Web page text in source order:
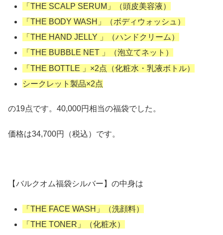
「THE SCALP SERUM」（頭皮美容液）
「THE BODY WASH」（ボディウォッシュ）
「THE HAND JELLY 」（ハンドクリーム）
「THE BUBBLE NET 」（泡立てネット）
「THE BOTTLE 」×2点（化粧水・乳液ボトル）
シークレット製品×2点
の19点です。40,000円相当の福袋でした。
価格は34,700円（税込）です。
【バルクオム福袋シルバー】の中身は
「THE FACE WASH」（洗顔料）
「THE TONER」（化粧水）